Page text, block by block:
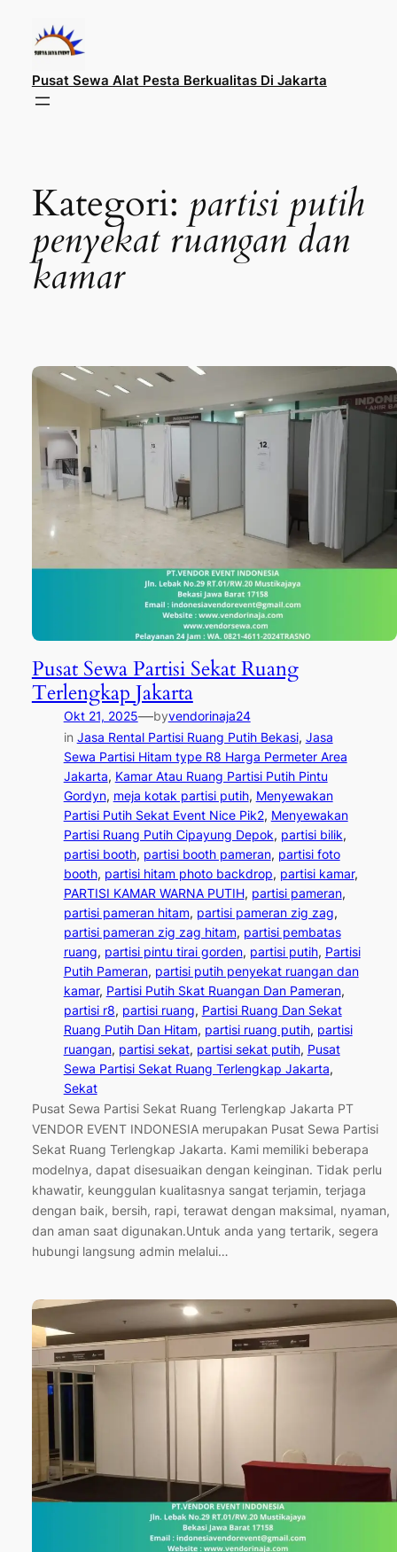
konten
Pusat Sewa Alat Pesta Berkualitas Di Jakarta
Kategori: partisi putih
penyekat ruangan dan
kamar
Pusat Sewa Partisi Sekat Ruang
Terlengkap Jakarta
Okt 21, 2025—byvendorinaja24
in Jasa Rental Partisi Ruang Putih Bekasi, Jasa
Sewa Partisi Hitam type R8 Harga Permeter Area
Jakarta, Kamar Atau Ruang Partisi Putih Pintu
Gordyn, meja kotak partisi putih, Menyewakan
Partisi Putih Sekat Event Nice Pik2, Menyewakan
Partisi Ruang Putih Cipayung Depok, partisi bilik
partisi booth, partisi booth pameran, partisi foto
booth, partisi hitam photo backdrop, partisi kamar
PARTISI KAMAR WARNA PUTIH, partisi pameran
partisi pameran hitam, partisi pameran zig zag
partisi pameran zig zag hitam, partisi pembatas
ruang, partisi pintu tirai gorden, partisi putih, Partisi
Putih Pameran, partisi putih penyekat ruangan dan
kamar, Partisi Putih Skat Ruangan Dan Pameran
partisi r8, partisi ruang, Partisi Ruang Dan Sekat
Ruang Putih Dan Hitam, partisi ruang putih, partisi
ruangan, partisi sekat, partisi sekat putih, Pusat
Sewa Partisi Sekat Ruang Terlengkap Jakarta
Sekat
Pusat Sewa Partisi Sekat Ruang Terlengkap Jakarta PT
VENDOR EVENT INDONESIA merupakan Pusat Sewa Partisi
Sekat Ruang Terlengkap Jakarta. Kami memiliki beberapa
modelnya, dapat disesuaikan dengan keinginan. Tidak perlu
khawatir, keunggulan kualitasnya sangat terjamin, terjaga
dengan baik, bersih, rapi, terawat dengan maksimal, nyaman,
dan aman saat digunakan.Untuk anda yang tertarik, segera
hubungi langsung admin melalui…